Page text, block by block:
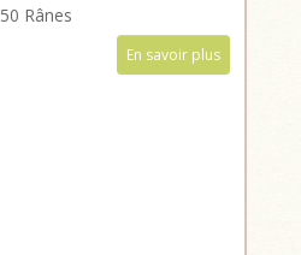
Rânes
En savoir plus